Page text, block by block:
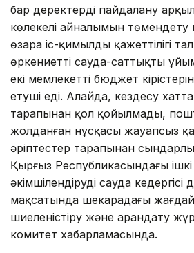
бар деректерді пайдалану
көлеңкелі айналымын төмендету
өзара іс-қимылдың қажеттілігі
өркениетті сауда-саттықты
екі мемлекеттің бюджет
етуші еді. Алайда, кездесу
тарапынан қол қойылмады,
жолданған нұсқасы жауапсыз
әріптестер тарапынан
Қырғыз Республикасындағы
әкімшілендіруді сауда кедергісі
мақсатында шекарадағы
шиеленістіру және арандату
комитет хабарламасында.